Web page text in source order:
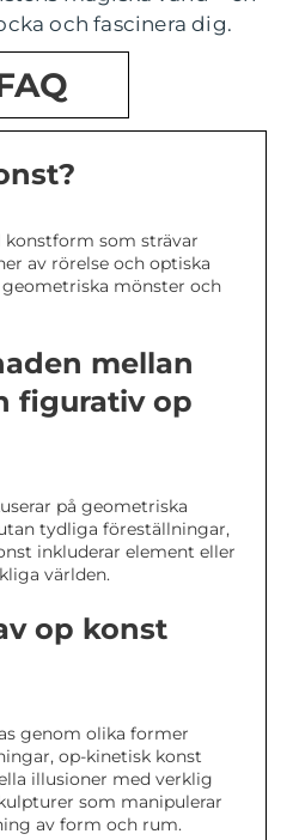
och fascinera dig.
konstform som strävar
av rörelse och optiska
mönster och
mellan
figurativ op
på geometriska
tydliga föreställningar,
inkluderar element eller
världen.
op konst
genom olika former
op-kinetisk konst
illusioner med verklig
som manipulerar
av form och rum.